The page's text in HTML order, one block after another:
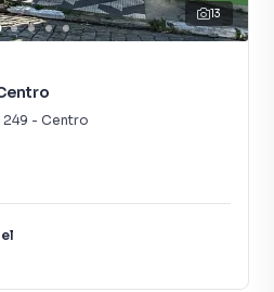
13
249 - Centro